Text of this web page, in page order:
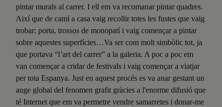
pintar murals al carrer. I ell em va recomanar pintar quadres.
Així que de camí a casa vaig recollir totes les fustes que vaig
trobar: porta, trossos de monopatí i vaig començar a pintar
sobre aquestes superfícies…Va ser com molt simbòlic tot, ja
que portava “l’art del carrer” a la galeria. A poc a poc em
van començar a cridar de festivals i vaig començar a viatjar
per tota Espanya. Just en aquest procés es va anar gestant un
auge global del fenomen grafit gràcies a l'enorme difusió que
té Internet que em va permetre vendre samarretes i donar-me